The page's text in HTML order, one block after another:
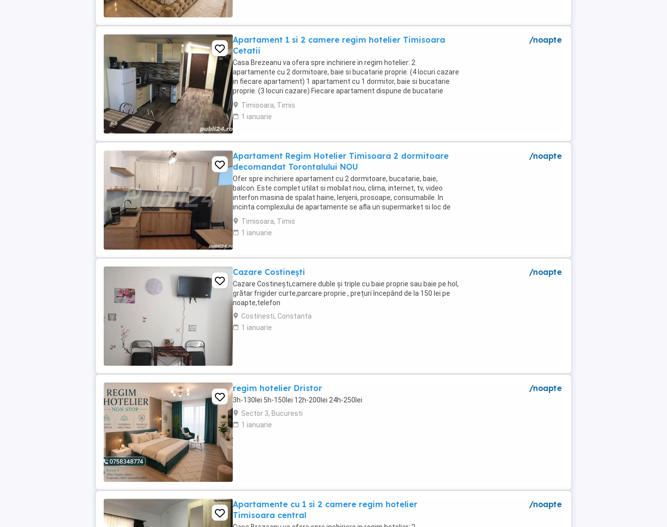
Apartament 1 si 2 camere regim hotelier Timisoara
Cetatii
Casa Brezeanu va ofera spre inchiriere in regim hotelier: 2
apartamente cu 2 dormitoare, baie si bucatarie proprie. (4 locuri cazare
in fiecare apartament) 1 apartament cu 1 dormitor, baie si bucatarie
proprie. (3 locuri cazare) Fiecare apartament dispune de bucatarie
complet utilata,baie cu cabina ...
Timisoara, Timis
1 ianuarie
/noapte
Apartament Regim Hotelier Timisoara 2 dormitoare
decomandat Torontalului NOU
Ofer spre inchiriere apartament cu 2 dormitoare, bucatarie, baie,
balcon. Este complet utilat si mobilat nou, clima, internet, tv, video
interfon masina de spalat haine, lenjerii, prosoape, consumabile. In
incinta complexului de apartamente se afla un supermarket si loc de
joaca pentru copii. Apartamentul ...
Timisoara, Timis
1 ianuarie
/noapte
Cazare Costinești
Cazare Costinești,camere duble și triple cu baie proprie sau baie pe hol,
grătar frigider curte,parcare proprie , prețuri începând de la 150 lei pe
noapte,telefon
Costinesti, Constanta
1 ianuarie
/noapte
regim hotelier Dristor
3h-130lei 5h-150lei 12h-200lei 24h-250lei
Sector 3, Bucuresti
1 ianuarie
/noapte
Apartamente cu 1 si 2 camere regim hotelier
Timisoara central
/noapte